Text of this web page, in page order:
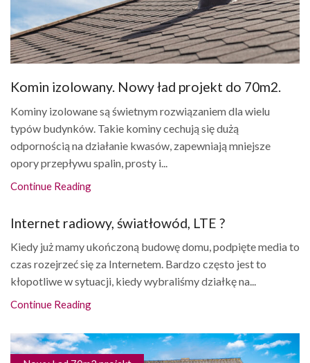
Komin izolowany. Nowy ład projekt do 70m2.
Kominy izolowane są świetnym rozwiązaniem dla wielu
typów budynków. Takie kominy cechują się dużą
odpornością na działanie kwasów, zapewniają mniejsze
opory przepływu spalin, prosty i...
Continue Reading
Internet radiowy, światłowód, LTE ?
Kiedy już mamy ukończoną budowę domu, podpięte media to
czas rozejrzeć się za Internetem. Bardzo często jest to
kłopotliwe w sytuacji, kiedy wybraliśmy działkę na...
Continue Reading